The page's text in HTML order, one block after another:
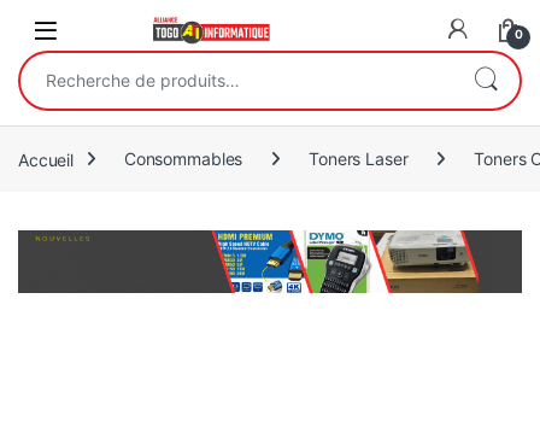
Open 0
Recherche pour :
Accueil Consommables Toners Laser Toners